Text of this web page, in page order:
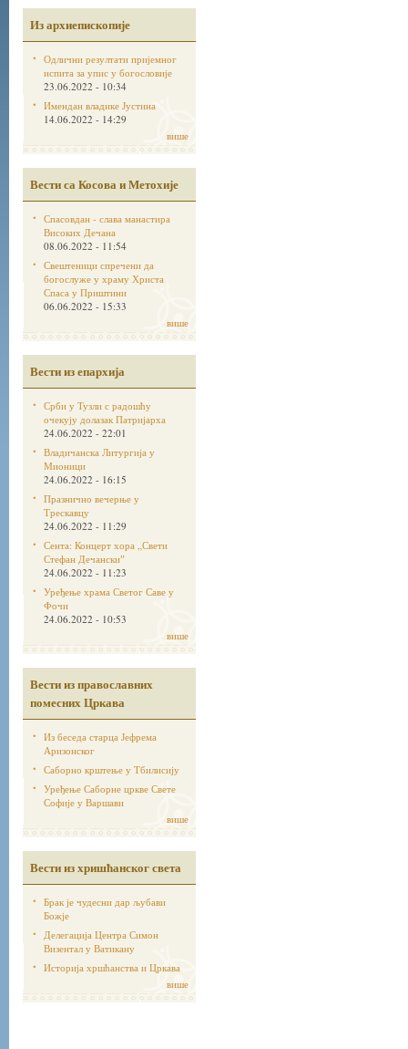
Из архиепископије
Одлични резултати пријемног
испита за упис у богословије
23.06.2022 - 10:34
Имендан владике Јустина
14.06.2022 - 14:29
више
Вести са Косова и Метохије
Спасовдан - слава манастира
Високих Дечана
08.06.2022 - 11:54
Свештеници спречени да
богослуже у храму Христа
Спаса у Приштини
06.06.2022 - 15:33
више
Вести из епархија
Срби у Тузли с радошћу
очекују долазак Патријарха
24.06.2022 - 22:01
Владичанска Литургија у
Мионици
24.06.2022 - 16:15
Празнично вечерње у
Трескавцу
24.06.2022 - 11:29
Сента: Концерт хора „Свети
Стефан Дечанскиˮ
24.06.2022 - 11:23
Уређење храма Светог Саве у
Фочи
24.06.2022 - 10:53
више
Вести из православних
помесних Цркава
Из беседа старца Јефрема
Аризонског
Саборно крштење у Тбилисију
Уређење Саборне цркве Свете
Софије у Варшави
више
Вести из хришћанског света
Брак је чудесни дар љубави
Божје
Делегација Центра Симон
Визентал у Ватикану
Историја хршћанства и Цркава
више